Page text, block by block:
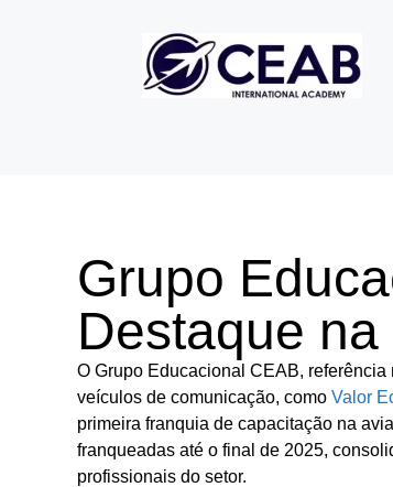
Grupo
Destaque
O Grupo Educacional CEAB,
veículos de comunicação, como Valor
primeira franquia de capacitação na
franqueadas até o final de 2025,
profissionais do setor.